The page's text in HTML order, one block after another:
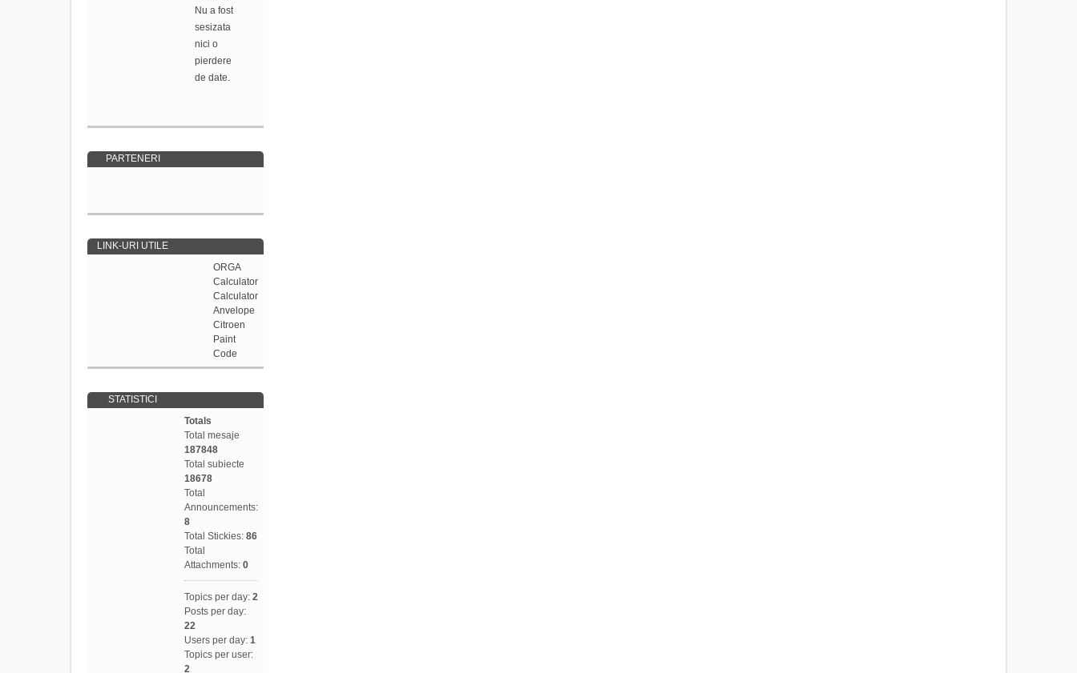
Nu a fost
sesizata
nici o
pierdere
de date.
PARTENERI
LINK-URI UTILE
ORGA
Calculator
Calculator
Anvelope
Citroen
Paint
Code
STATISTICI
Totals
Total mesaje
187848
Total subiecte
18678
Total
Announcements:
8
Total Stickies: 86
Total
Attachments: 0
Topics per day: 2
Posts per day:
22
Users per day: 1
Topics per user:
2